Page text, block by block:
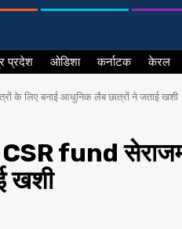
प्रदेश ओडिशा कर्नाटक केरल
के लिए बनाई आधुनिक लैब छात्रों ने जताई खशी
fund सेराजम
खशी